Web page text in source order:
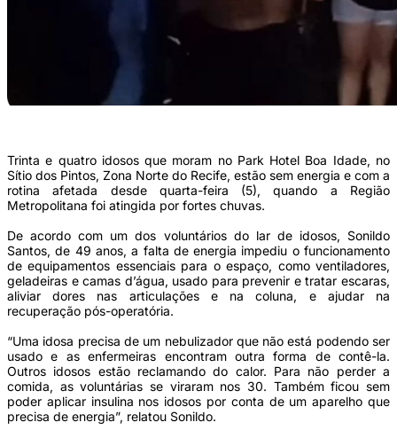
Trinta e quatro idosos que moram no Park Hotel Boa Idade, no
Sítio dos Pintos, Zona Norte do Recife, estão sem energia e com a
rotina afetada desde quarta-feira (5), quando a Região
Metropolitana foi atingida por fortes chuvas.
De acordo com um dos voluntários do lar de idosos, Sonildo
Santos, de 49 anos, a falta de energia impediu o funcionamento
de equipamentos essenciais para o espaço, como ventiladores,
geladeiras e camas d’água, usado para prevenir e tratar escaras,
aliviar dores nas articulações e na coluna, e ajudar na
recuperação pós-operatória.
“Uma idosa precisa de um nebulizador que não está podendo ser
usado e as enfermeiras encontram outra forma de contê-la.
Outros idosos estão reclamando do calor. Para não perder a
comida, as voluntárias se viraram nos 30. Também ficou sem
poder aplicar insulina nos idosos por conta de um aparelho que
precisa de energia”, relatou Sonildo.